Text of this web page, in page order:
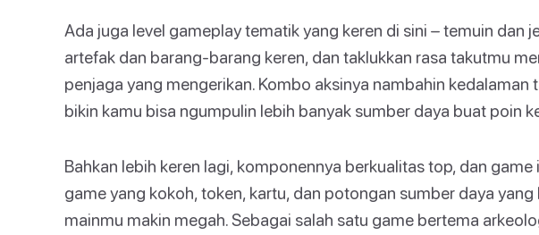
Ada juga level gameplay tematik yang keren di sini – temuin dan
artefak dan barang-barang keren, dan taklukkan rasa takutmu
penjaga yang mengerikan. Kombo aksinya nambahin kedalaman
bikin kamu bisa ngumpulin lebih banyak sumber daya buat poin
Bahkan lebih keren lagi, komponennya berkualitas top, dan
game yang kokoh, token, kartu, dan potongan sumber daya
mainmu makin megah. Sebagai salah satu game bertema